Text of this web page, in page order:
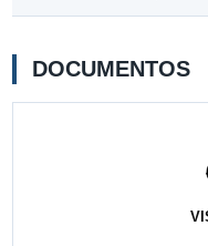
DOCUMENTOS